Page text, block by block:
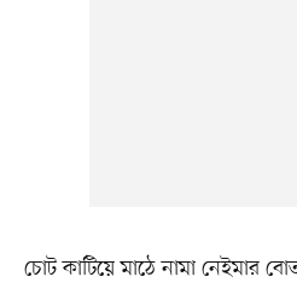
চোট কাটিয়ে মাঠে নামা নেইমার